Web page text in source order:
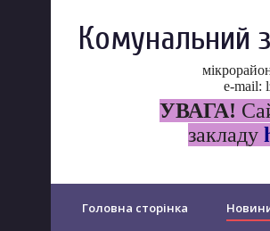
Комунальний
e-mail:
УВАГА!
закладу
Головна сторінка